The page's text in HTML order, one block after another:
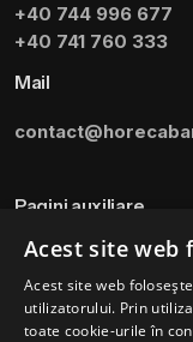
+40 744 996 677
+40 741 760 333
Mail
Pagini auxiliare
Termeni si Conditii
Politica de utilizare
Modalitati de plata
Acest site web
Acest site web
utilizatorului. Prin
toate cookie-urile în